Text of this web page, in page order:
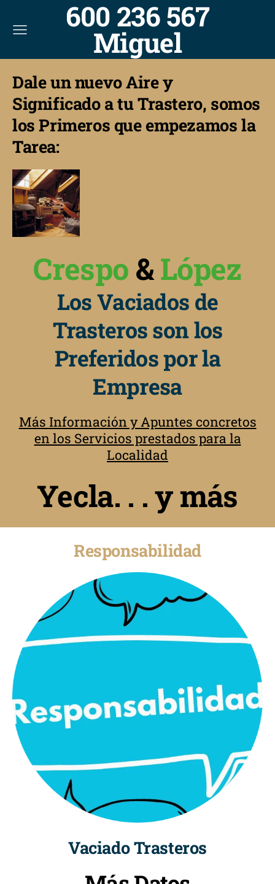
600 236 567
Miguel
Dale un nuevo Aire y
Significado a tu Trastero, somos
los Primeros que empezamos la
Tarea:
Crespo &López
Los Vaciados de
Trasteros son los
Preferidos por la
Empresa
Más Información y Apuntes concretos
en los Servicios prestados para la
Localidad
Yecla. . . y más
Responsabilidad
Vaciado Trasteros